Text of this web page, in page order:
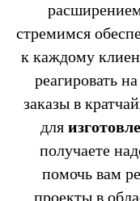
стремимся
к каждому
реагировать
заказы в
для
получаете
помочь вам
проекты в